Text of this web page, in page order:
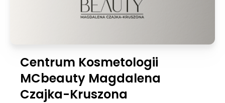
Centrum Kosmetologii
MCbeauty Magdalena
Czajka-Kruszona